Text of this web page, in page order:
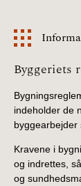
Byggeriets
indeholder de
byggearbejder
Kravene i
og indrettes,
og